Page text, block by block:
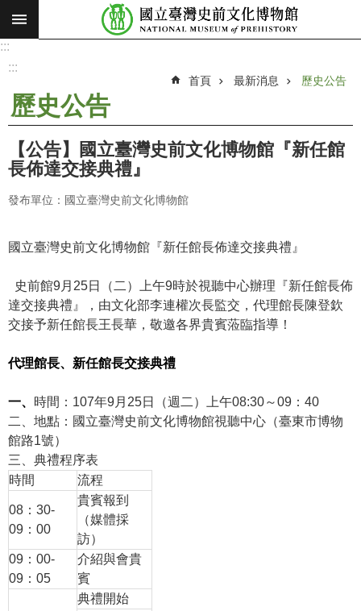
跳到主要內容區塊
搜
願
景
使
命
最
消
參
觀
覽
習
探
索
認
便
民
:::
:::
首頁 最新消息 歷史公告
歷史公告
【公告】國立臺灣史前文化博物館『新任館
長佈達交接典禮』
發布單位：國立臺灣史前文化博物館
國立臺灣史前文化博物館『新任館長佈達交接典禮』
史前館9月25日（二）上午9時於視聽中心辦理『新任館長佈
達交接典禮』，由文化部李連權次長監交，代理館長陳登欽
交接予新任館長王長華，敬邀各界貴賓蒞臨指導！
代理館長、新任館長交接典禮
一、 時間： 107年9月 25日（週二 ）上午08:30～09：40
二、地點：國立臺灣史前文化博物館視聽中心 （臺東市博物
館路1號）
三、 典禮程序表
時間
流程
08：30-
09：00
貴賓報到
（媒體採
訪）
09：00-
09：05
介紹與會貴
賓
典禮開始